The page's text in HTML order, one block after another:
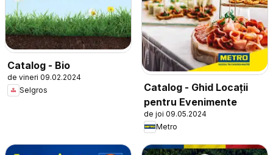
Catalog - Bio
de vineri 09.02.2024
Selgros
Catalog - Ghid Locații
pentru Evenimente
de joi 09.05.2024
Metro